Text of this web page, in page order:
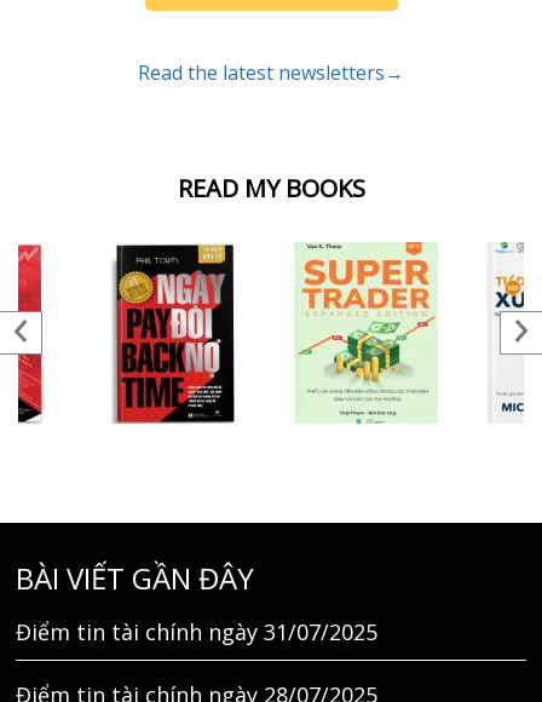
READ MY BOOKS
Read the latest newsletters→
BÀI VIẾT GẦN ĐÂY
Điểm tin tài chính ngày 31/07/2025
Điểm tin tài chính ngày 28/07/2025